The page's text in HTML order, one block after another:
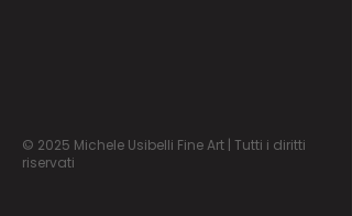
© 2025 Michele Usibelli Fine Art | Tutti i diritti
riservati